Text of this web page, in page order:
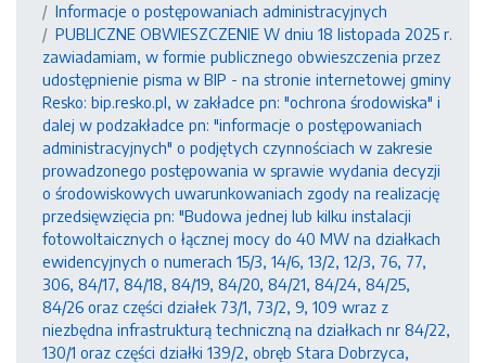
Informacje o postępowaniach administracyjnych
PUBLICZNE OBWIESZCZENIE W dniu 18 listopada 2025 r.
zawiadamiam, w formie publicznego obwieszczenia przez
udostępnienie pisma w BIP - na stronie internetowej gminy
Resko: bip.resko.pl, w zakładce pn: "ochrona środowiska" i
dalej w podzakładce pn: "informacje o postępowaniach
administracyjnych" o podjętych czynnościach w zakresie
prowadzonego postępowania w sprawie wydania decyzji
o środowiskowych uwarunkowaniach zgody na realizację
przedsięwzięcia pn: "Budowa jednej lub kilku instalacji
fotowoltaicznych o łącznej mocy do 40 MW na działkach
ewidencyjnych o numerach 15/3, 14/6, 13/2, 12/3, 76, 77,
306, 84/17, 84/18, 84/19, 84/20, 84/21, 84/24, 84/25,
84/26 oraz części działek 73/1, 73/2, 9, 109 wraz z
niezbędna infrastrukturą techniczną na działkach nr 84/22,
130/1 oraz części działki 139/2, obręb Stara Dobrzyca,